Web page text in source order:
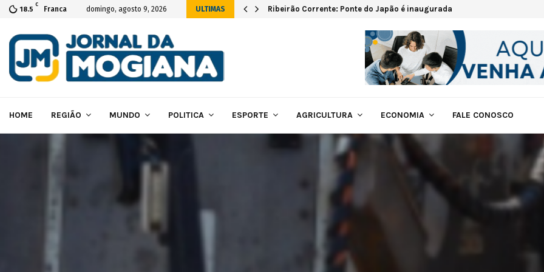
18.5
C
Franca domingo, agosto 9, 2026 ULTIMAS
das novas instalações… Ribeirão Corrente: Ponte do Japão é inaugurada
HOME REGIÃO MUNDO POLITICA ESPORTE AGRICULTURA ECONOMIA FALE CONOSCO